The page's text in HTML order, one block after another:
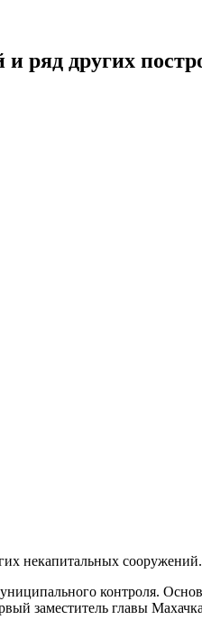
ряд других
некапитальных сооружений.
контроля.
заместитель главы